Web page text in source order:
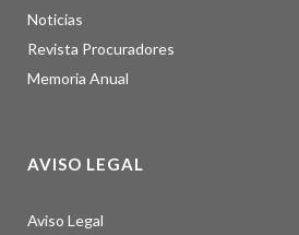
Noticias
Revista Procuradores
Memoria Anual
AVISO LEGAL
Aviso Legal